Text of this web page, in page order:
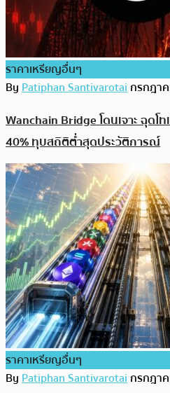
ราคาเหรียญอื่นๆ
ByPatiphan Santivarotaiกรกฎา
Wanchain Bridge โดนเจาะ ฉุดโ
40% ทุบสถิติต่ำสุดประวัติการณ์
ราคาเหรียญอื่นๆ
ByPatiphan Santivarotaiกรกฎา